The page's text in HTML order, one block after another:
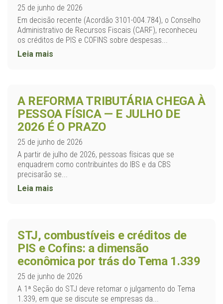
25 de junho de 2026
Em decisão recente (Acordão 3101-004.784), o Conselho
Administrativo de Recursos Fiscais (CARF), reconheceu
os créditos de PIS e COFINS sobre despesas...
Leia mais
A REFORMA TRIBUTÁRIA CHEGA À
PESSOA FÍSICA — E JULHO DE
2026 É O PRAZO
25 de junho de 2026
A partir de julho de 2026, pessoas físicas que se
enquadrem como contribuintes do IBS e da CBS
precisarão se...
Leia mais
STJ, combustíveis e créditos de
PIS e Cofins: a dimensão
econômica por trás do Tema 1.339
25 de junho de 2026
A 1ª Seção do STJ deve retomar o julgamento do Tema
1.339, em que se discute se empresas da...